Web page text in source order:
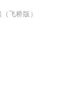
飞桥版）